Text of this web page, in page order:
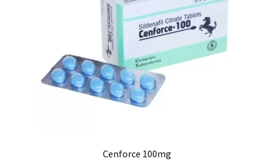
Cenforce 100mg